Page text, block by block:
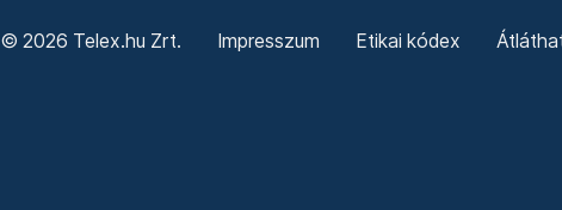
© 2026 Telex.hu Zrt. Impresszum Etikai kódex